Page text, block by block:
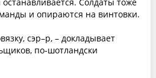
и опираются на винтовки.
сэр–р, – докладывает
по-шотландски